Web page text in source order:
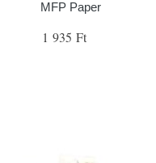
MFP Paper
1 935 Ft